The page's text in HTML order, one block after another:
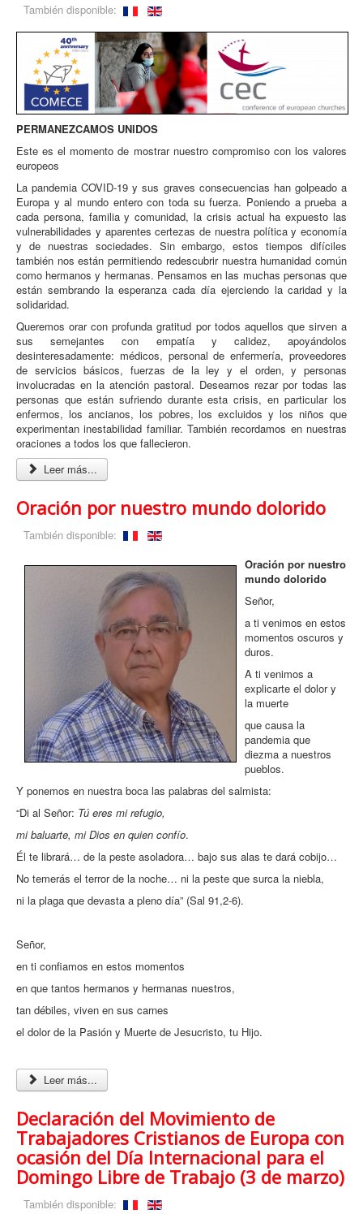
También disponible:
PERMANEZCAMOS UNIDOS
Este es el momento de mostrar nuestro compromiso con los valores
europeos
La pandemia COVID-19 y sus graves consecuencias han golpeado a
Europa y al mundo entero con toda su fuerza. Poniendo a prueba a
cada persona, familia y comunidad, la crisis actual ha expuesto las
vulnerabilidades y aparentes certezas de nuestra política y economía
y de nuestras sociedades. Sin embargo, estos tiempos difíciles
también nos están permitiendo redescubrir nuestra humanidad común
como hermanos y hermanas. Pensamos en las muchas personas que
están sembrando la esperanza cada día ejerciendo la caridad y la
solidaridad.
Queremos orar con profunda gratitud por todos aquellos que sirven a
sus semejantes con empatía y calidez, apoyándolos
desinteresadamente: médicos, personal de enfermería, proveedores
de servicios básicos, fuerzas de la ley y el orden, y personas
involucradas en la atención pastoral. Deseamos rezar por todas las
personas que están sufriendo durante esta crisis, en particular los
enfermos, los ancianos, los pobres, los excluidos y los niños que
experimentan inestabilidad familiar. También recordamos en nuestras
oraciones a todos los que fallecieron.
Leer más...
Oración por nuestro mundo dolorido
También disponible:
Oración por nuestro
mundo dolorido
Señor,
a ti venimos en estos
momentos oscuros y
duros.
A ti venimos a
explicarte el dolor y
la muerte
que causa la
pandemia que
diezma a nuestros
pueblos.
Y ponemos en nuestra boca las palabras del salmista:
“Di al Señor: Tú eres mi refugio,
mi baluarte, mi Dios en quien confío.
Él te librará… de la peste asoladora… bajo sus alas te dará cobijo…
No temerás el terror de la noche… ni la peste que surca la niebla,
ni la plaga que devasta a pleno día” (Sal 91,2-6).
Señor,
en ti confiamos en estos momentos
en que tantos hermanos y hermanas nuestros,
tan débiles, viven en sus carnes
el dolor de la Pasión y Muerte de Jesucristo, tu Hijo.
Leer más...
Declaración del Movimiento de
Trabajadores Cristianos de Europa con
ocasión del Día Internacional para el
Domingo Libre de Trabajo (3 de marzo)
También disponible: